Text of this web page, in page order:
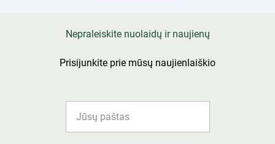
Nepraleiskite nuolaidų ir naujienų
Prisijunkite prie mūsų naujienlaiškio